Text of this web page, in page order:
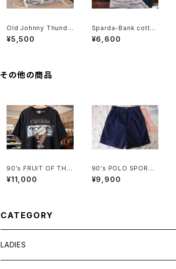
Old Johnny Thunde
rs newspaper print
ed canvas Knapsac
¥5,500
Sparda-Bank cotton
promotional should
er Bag
¥6,600
その他の商品
90's FRUIT OF THE
LOOM eagle printe
d Tee "Made in CA
¥11,000
90's POLO SPORT
navy Culottes w/ po
ny embroidery
¥9,900
CATEGORY
LADIES